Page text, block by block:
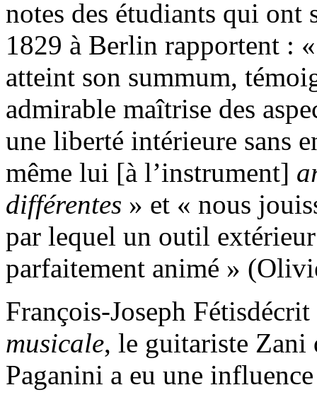
notes des étudiants qui ont
1829 à Berlin rapportent :
atteint son summum,
admirable maîtrise des
une liberté intérieure sans
même lui [à l’instrument]
différentes » et « nous
par lequel un outil
parfaitement animé »
François-Joseph
musicale, le guitariste Zani
Paganini a eu une